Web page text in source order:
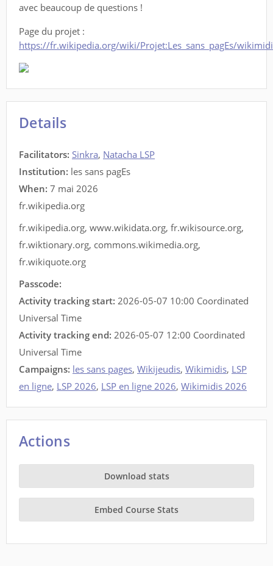
avec beaucoup de questions !
Page du projet :
https://fr.wikipedia.org/wiki/Projet:Les_sans_pagEs/
Details
Facilitators: Sinkra, Natacha LSP
Institution: les sans pagEs
When: 7 mai 2026
fr.wikipedia.org
fr.wikipedia.org, www.wikidata.org, fr.wikisource.org,
fr.wiktionary.org, commons.wikimedia.org,
fr.wikiquote.org
Passcode:
Activity tracking start: 2026-05-07 10:00 Coordinated
Universal Time
Activity tracking end: 2026-05-07 12:00 Coordinated
Universal Time
Campaigns: les sans pages, Wikijeudis, Wikimidis, LSP
en ligne, LSP 2026, LSP en ligne 2026, Wikimidis 2026
Actions
Download stats
Embed Course Stats